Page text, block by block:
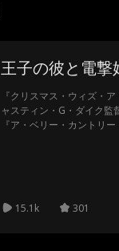
王子の彼と電撃
『クリスマス・ウィズ・
ャスティン・G・ダイク監
『ア・ベリー・カントリ
15.1k 301